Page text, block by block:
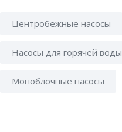
Центробежные насосы
Насосы для горячей воды
Моноблочные насосы